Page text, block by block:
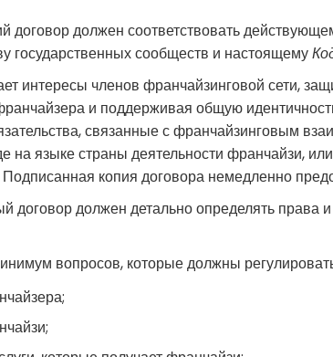
договор должен соответствовать
государственных сообществ и настоящему
интересы членов франчайзинговой сети,
и поддерживая общую
связанные с франчайзинговым
на языке страны деятельности франчайзи,
копия договора немедленно
договор должен детально определять права
вопросов, которые должны